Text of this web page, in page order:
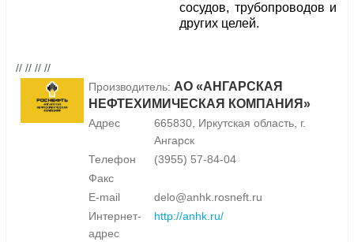
сосудов, трубопроводов и
других целей.
// // // //
Производитель: АО «АНГАРСКАЯ
НЕФТЕХИМИЧЕСКАЯ КОМПАНИЯ»
Адрес
665830, Иркутская область, г.
Ангарск
Телефон
(3955) 57-84-04
Факс
E-mail
delo@anhk.rosneft.ru
Интернет-
адрес
http://anhk.ru/